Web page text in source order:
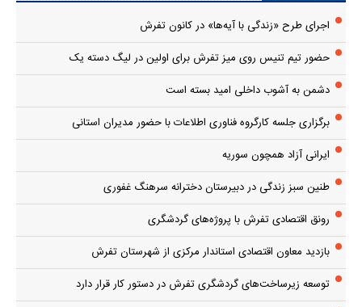
اجرای طرح «زندگی با آیه‌ها» در کانون تفرش
حضور تیم تنیس روی میز تفرش برای اولین در لیگ دسته یک
دشمن به آشوب داخلی امید بسته است
برگزاری جلسه کارگروه فناوری اطلاعات با حضور مدیران استانی
ایرانی آزاد همچون سوریه
طنین سبز زندگی در دبیرستان دخترانه سرهنگ غفوری
رونق اقتصادی تفرش با پروژه‌های گردشگری
بازدید معاون اقتصادی استاندار مرکزی از شهرستان تفرش
توسعه زیرساخت‌های گردشگری تفرش در دستور کار قرار دارد